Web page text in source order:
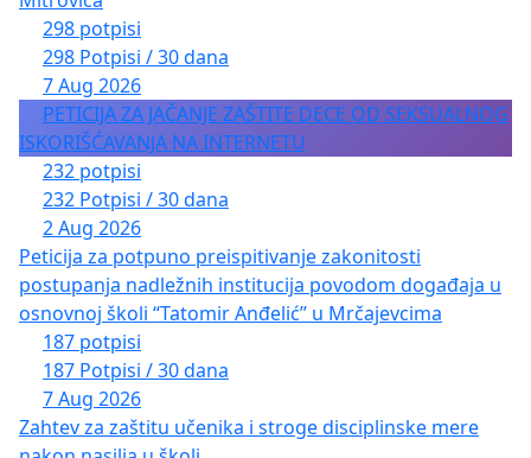
298 potpisi
298 Potpisi / 30 dana
7 Aug 2026
PETICIJA ZA JAČANJE ZAŠTITE DECE OD SEKSUALNOG
ISKORIŠĆAVANJA NA INTERNETU
232 potpisi
232 Potpisi / 30 dana
2 Aug 2026
Peticija za potpuno preispitivanje zakonitosti
postupanja nadležnih institucija povodom događaja u
osnovnoj školi “Tatomir Anđelić” u Mrčajevcima
187 potpisi
187 Potpisi / 30 dana
7 Aug 2026
Zahtev za zaštitu učenika i stroge disciplinske mere